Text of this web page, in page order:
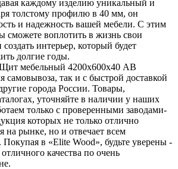
каждому изделию уникальный и
толстому профилю в 40 мм, он
и надежность вашей мебели. С этим
воплотить в жизнь свои
интерьер, который будет
долгие годы.
мебельный 4200х600х40 АВ
так и с быстрой доставкой
города России. Товары,
уточняйте в наличии у наших
только с проверенными заводами-
которых не только отлично
на рынке, но и отвечает всем
Покупая в «Elite Wood», будьте уверены -
качества по очень